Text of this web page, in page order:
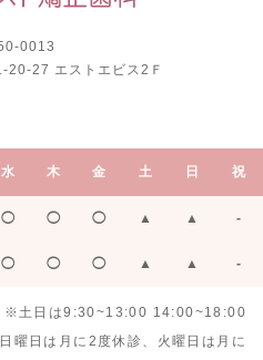
0013
20-27 エストエビス2Ｆ
水 木 金 土 日 祝
◯ ◯ ◯ ▲ ▲ -
◯ ◯ ◯ ▲ ▲ -
※土日は9:30~13:00 14:00~18:00
曜日は月に2度休診、火曜日は月に